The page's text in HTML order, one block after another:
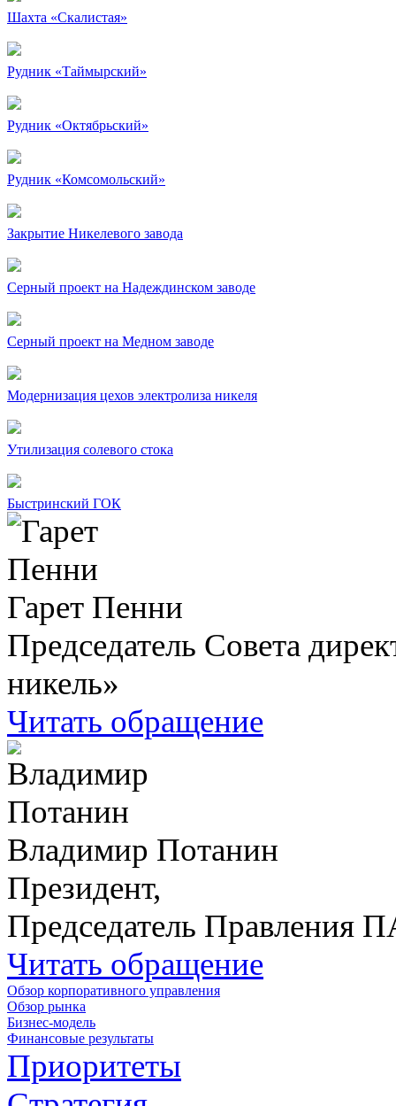
Шахта «Скалистая»
Рудник «Таймырский»
Рудник «Октябрьский»
Рудник «Комсомольский»
Закрытие Никелевого завода
Серный проект на Надеждинском заводе
Серный проект на Медном заводе
Модернизация цехов электролиза никеля
Утилизация солевого стока
Быстринский ГОК
Гарет Пенни
Председатель Совета
никель»
Читать обращение
Владимир Потанин
Президент,
Председатель Правления
Читать обращение
Обзор корпоративного управления
Обзор рынка
Бизнес-модель
Финансовые результаты
Приоритеты